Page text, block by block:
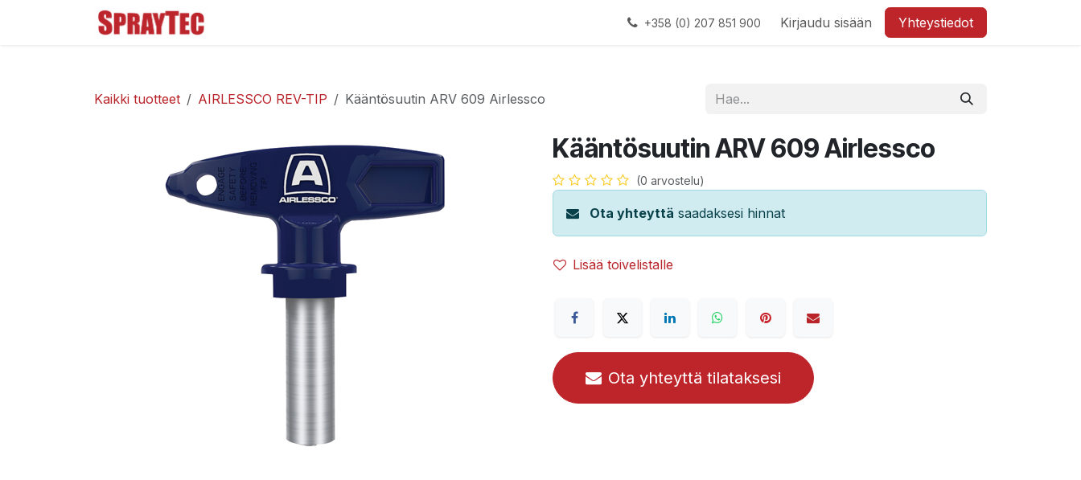
+358 (0) 207 851 900 Kirjaudu sisään Yhteystiedot
Kaikki tuotteet AIRLESSCO REV-TIP Kääntösuutin ARV 609 Airlessco
Kääntösuutin ARV 609 Airlessco
(0 arvostelu)
Ota yhteyttä saadaksesi hinnat
Lisää toivelistalle
Ota yhteyttä tilataksesi